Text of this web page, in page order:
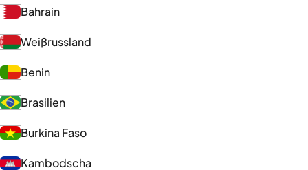
Bahrain
Weißrussland
Benin
Brasilien
Burkina Faso
Kambodscha